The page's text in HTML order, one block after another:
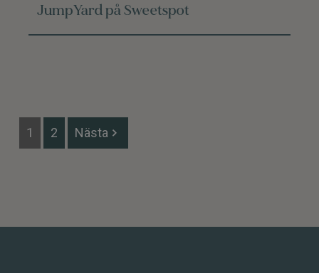
JumpYard på Sweetspot
1 2 Nästa